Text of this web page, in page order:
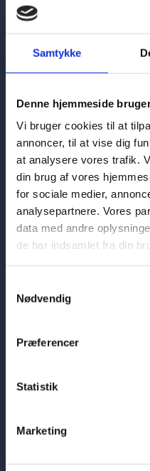
Samtykke
Denne hjemmeside
Vi bruger cookies til at
annoncer, til at vise dig
at analysere vores trafik.
din brug af vores
for sociale medier,
analysepartnere. Vores
data med andre
de har indsamlet fra din
Nødvendig
Præferencer
Statistik
Marketing
27.07.2026
briefing on
23.07.2026
debate on
disputes
23.07.2026
22.07.2026